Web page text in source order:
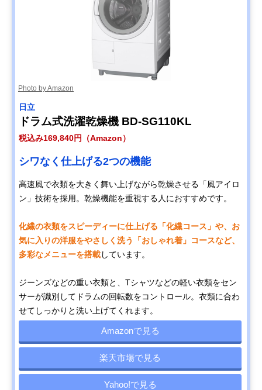
Photo by Amazon
日立
ドラム式洗濯乾燥機 BD-SG110KL
税込み169,840円（Amazon）
シワなく仕上げる2つの機能
高速風で衣類を大きく舞い上げながら乾燥させる「風アイロ
ン」技術を採用。乾燥機能を重視する人におすすめです。
化繊の衣類をスピーディーに仕上げる「化繊コース」や、お
気に入りの洋服をやさしく洗う「おしゃれ着」コースなど、
多彩なメニューを搭載しています。
ジーンズなどの重い衣類と、Tシャツなどの軽い衣類をセン
サーが識別してドラムの回転数をコントロール。衣類に合わ
せてしっかりと洗い上げてくれます。
Amazonで見る
楽天市場で見る
Yahoo!で見る